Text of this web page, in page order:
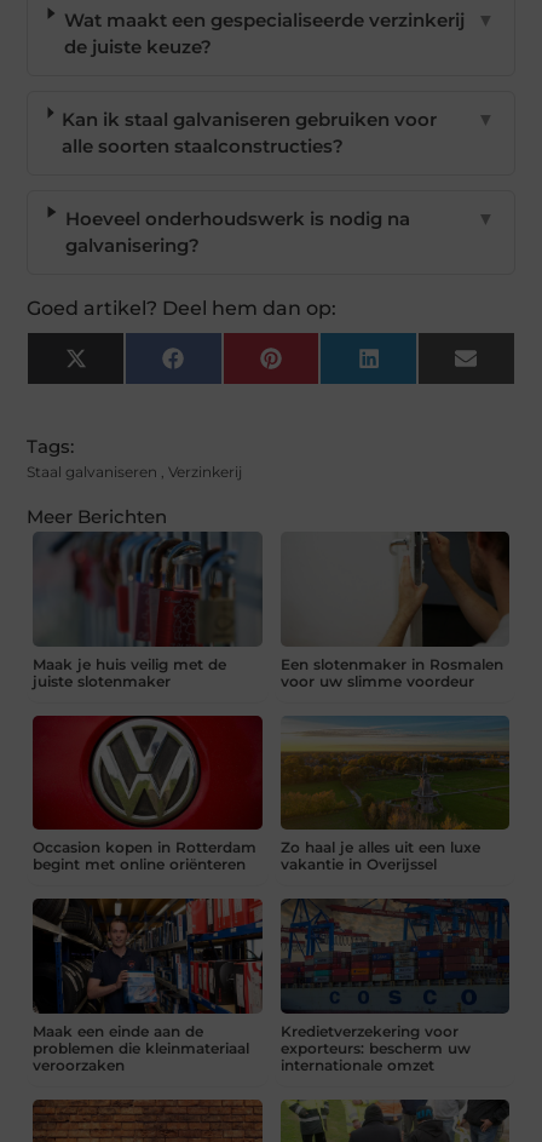
Wat maakt een gespecialiseerde verzinkerij
de juiste keuze?
▼
Kan ik staal galvaniseren gebruiken voor
alle soorten staalconstructies?
▼
Hoeveel onderhoudswerk is nodig na
galvanisering?
▼
Goed artikel? Deel hem dan op:
X
(Twitter)
FacebookPinterest LinkedIn Email
Tags:
Staal galvaniseren ,Verzinkerij
Meer Berichten
Maak je huis veilig met de
juiste slotenmaker
Een slotenmaker in Rosmalen
voor uw slimme voordeur
Occasion kopen in Rotterdam
begint met online oriënteren
Zo haal je alles uit een luxe
vakantie in Overijssel
Maak een einde aan de
problemen die kleinmateriaal
veroorzaken
Kredietverzekering voor
exporteurs: bescherm uw
internationale omzet